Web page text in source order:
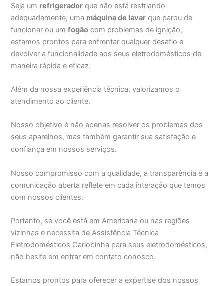
Seja um refrigerador que não está resfriando
adequadamente, uma máquina de lavar que parou de
funcionar ou umfogão com problemas de ignição,
estamos prontos para enfrentar qualquer desafio e
devolver a funcionalidade aos seus eletrodomésticos de
maneira rápida e eficaz.
Além da nossa experiência técnica, valorizamos o
atendimento ao cliente.
Nosso objetivo é não apenas resolver os problemas dos
seus aparelhos, mas também garantir sua satisfação e
confiança em nossos serviços.
Nosso compromisso com a qualidade, a transparência e a
comunicação aberta reflete em cada interação que temos
com nossos clientes.
Portanto, se você está em Americana ou nas regiões
vizinhas e necessita de Assistência Técnica
Eletrodomésticos Cariobinha para seus eletrodomésticos,
não hesite em entrar em contato conosco.
Estamos prontos para oferecer a expertise dos nossos